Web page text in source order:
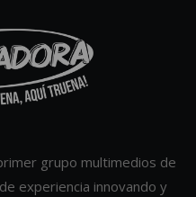
grupo multimedios de
experiencia innovando y